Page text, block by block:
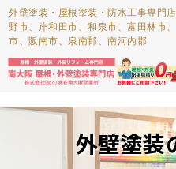
Skip
外壁塗装・屋根塗装・防水工事専門
野市、岸和田市、和泉市、富田林市
市、阪南市、泉南郡、南河内郡
外壁塗装